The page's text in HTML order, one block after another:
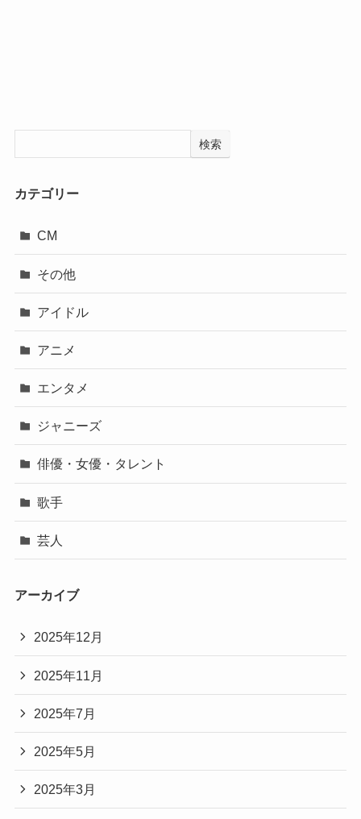
検索
カテゴリー
CM
その他
アイドル
アニメ
エンタメ
ジャニーズ
俳優・女優・タレント
歌手
芸人
アーカイブ
2025年12月
2025年11月
2025年7月
2025年5月
2025年3月